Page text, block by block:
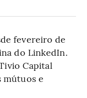
fevereiro de
do LinkedIn.
Capital
mútuos e